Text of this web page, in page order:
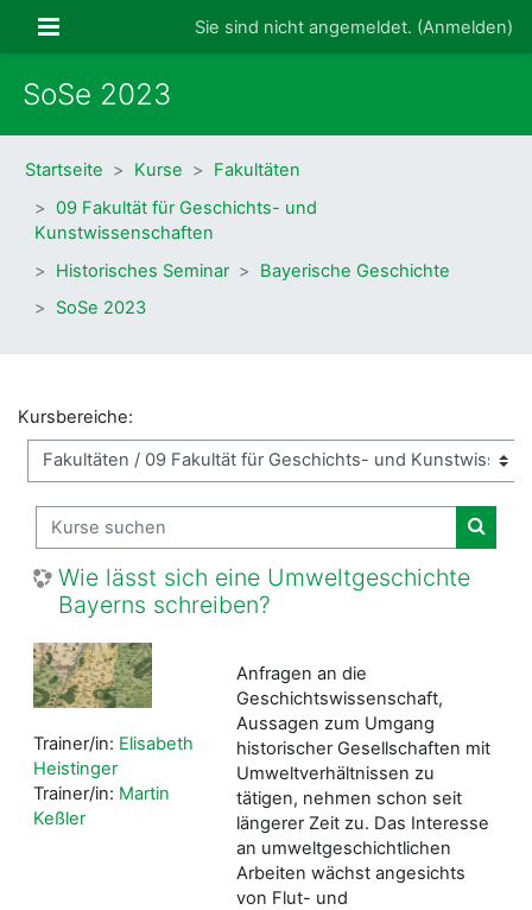
Website-ÜbersichtSie sind nicht angemeldet. (Anmelden)
SoSe 2023
Startseite Kurse
Fakultäten
09 Fakultät für Geschichts- und
Kunstwissenschaften
Historisches Seminar
Bayerische Geschichte
SoSe 2023
Kursbereiche:
Kurse suchen
Kurse
Wie lässt sich eine Umweltgeschichte
Bayerns schreiben?
Anfragen an die
Geschichtswissenschaft,
Aussagen zum Umgang
historischer Gesellschaften mit
Umweltverhältnissen zu
tätigen, nehmen schon seit
längerer Zeit zu. Das Interesse
an umweltgeschichtlichen
Arbeiten wächst angesichts
von Flut- und
Trainer/in: Elisabeth
Heistinger
Trainer/in: Martin
Keßler